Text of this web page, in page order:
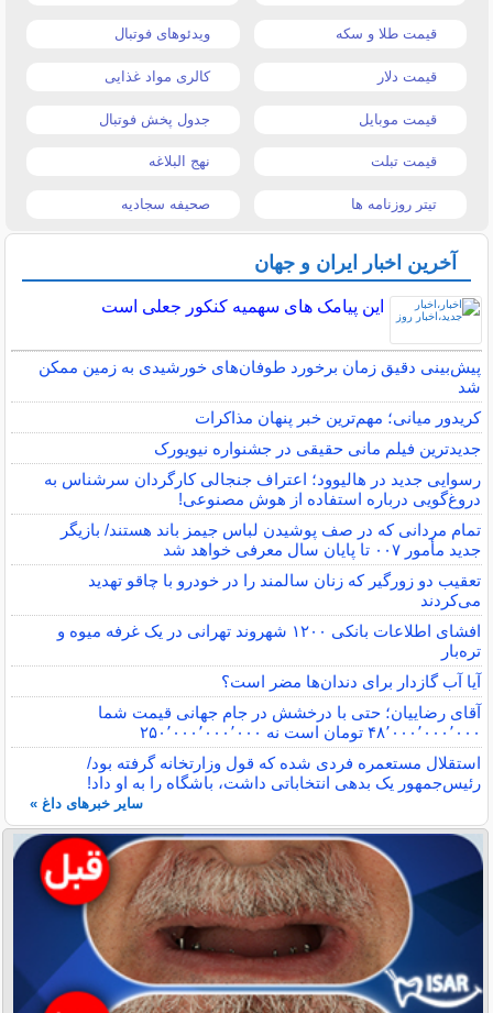
قیمت طلا و سکه ویدئوهای فوتبال
قیمت دلار کالری مواد غذایی
قیمت موبایل جدول پخش فوتبال
قیمت تبلت نهج البلاغه
تیتر روزنامه ها صحیفه سجادیه
آخرین اخبار ایران و جهان
این پیامک های سهمیه کنکور جعلی است
پیش‌بینی دقیق زمان برخورد طوفان‌های خورشیدی به زمین ممکن
شد
کریدور میانی؛ مهم‌ترین خبر پنهان مذاکرات
جدیدترین فیلم مانی حقیقی در جشنواره نیویورک
رسوایی جدید در هالیوود؛ اعتراف جنجالی کارگردان سرشناس به
دروغ‌گویی درباره استفاده از هوش مصنوعی!
تمام مردانی که در صف پوشیدن لباس جیمز باند هستند/ بازیگر
جدید مأمور ۰۰۷ تا پایان سال معرفی خواهد شد
تعقیب دو زورگیر که زنان سالمند را در خودرو با چاقو تهدید
می‌کردند
افشای اطلاعات بانکی ۱۲۰۰ شهروند تهرانی در یک غرفه میوه و
تره‌بار
آیا آب گازدار برای دندان‌ها مضر است؟
آقای رضاییان؛ حتی با درخشش در جام جهانی قیمت شما
۴۸٬۰۰۰٬۰۰۰٬۰۰۰ تومان است نه ۲۵۰٬۰۰۰٬۰۰۰٬۰۰۰
استقلال مستعمره فردی شده که قول وزارتخانه گرفته بود/
رئیس‌جمهور یک بدهی انتخاباتی داشت، باشگاه را به او داد!
سایر خبرهای داغ »